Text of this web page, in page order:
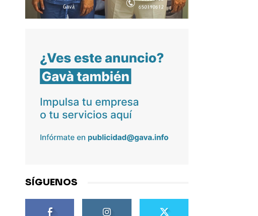
SÍGUENOS